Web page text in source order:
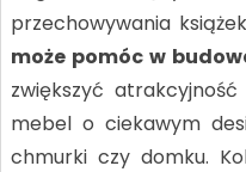
przechowywania
może pomóc w
zwiększyć
mebel o ciekawym
chmurki czy domku.